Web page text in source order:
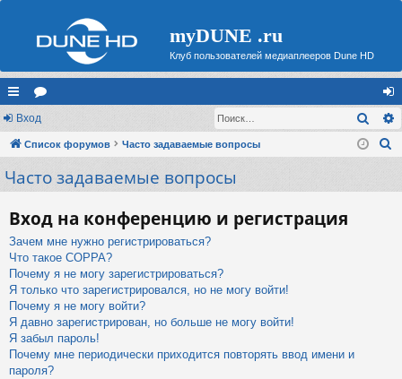
myDUNE .ru
Клуб пользователей медиаплееров Dune HD
с
ы
лк
ор
ум
хо
д
Вход
Список форумов Часто задаваемые вопросы
Часто задаваемые вопросы
Вход на конференцию и регистрация
Зачем мне нужно регистрироваться?
Что такое COPPA?
Почему я не могу зарегистрироваться?
Я только что зарегистрировался, но не могу войти!
Почему я не могу войти?
Я давно зарегистрирован, но больше не могу войти!
Я забыл пароль!
Почему мне периодически приходится повторять ввод имени и
пароля?